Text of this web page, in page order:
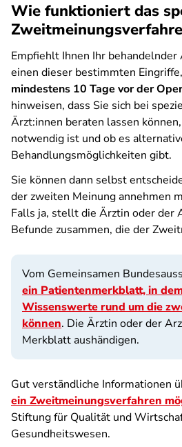
Wie funktioniert das
Empfiehlt Ihnen Ihr
einen dieser bestimmten
mindestens 10 Tage vor der
hinweisen, dass Sie sich bei
Ärzt:innen beraten lassen
notwendig ist und ob es
Behandlungsmöglichkeiten gibt.
Sie können dann selbst
der zweiten Meinung annehmen
Falls ja, stellt die Ärztin oder der
Befunde zusammen, die der
Vom Gemeinsamen
ein Patientenmerkblatt, in
Wissenswerte rund um die
können. Die Ärztin oder der
Merkblatt aushändigen.
Gut verständliche Informationen
ein Zweitmeinungsverfahren
Stiftung für Qualität und
Gesundheitswesen.